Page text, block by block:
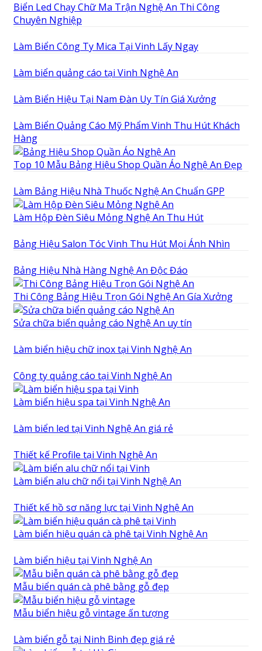
Biển Led Chạy Chữ Ma Trận Nghệ An Thi Công
Chuyên Nghiệp
Làm Biển Công Ty Mica Tại Vinh Lấy Ngay
Làm biển quảng cáo tại Vinh Nghệ An
Làm Biển Hiệu Tại Nam Đàn Uy Tín Giá Xưởng
Làm Biển Quảng Cáo Mỹ Phẩm Vinh Thu Hút Khách
Hàng
Top 10 Mẫu Bảng Hiệu Shop Quần Áo Nghệ An Đẹp
Làm Bảng Hiệu Nhà Thuốc Nghệ An Chuẩn GPP
Làm Hộp Đèn Siêu Mỏng Nghệ An Thu Hút
Bảng Hiệu Salon Tóc Vinh Thu Hút Mọi Ánh Nhìn
Bảng Hiệu Nhà Hàng Nghệ An Độc Đáo
Thi Công Bảng Hiệu Trọn Gói Nghệ An Gía Xưởng
Sửa chữa biển quảng cáo Nghệ An uy tín
Làm biển hiệu chữ inox tại Vinh Nghệ An
Công ty quảng cáo tại Vinh Nghệ An
Làm biển hiệu spa tại Vinh Nghệ An
Làm biển led tại Vinh Nghệ An giá rẻ
Thiết kế Profile tại Vinh Nghệ An
Làm biển alu chữ nổi tại Vinh Nghệ An
Thiết kế hồ sơ năng lực tại Vinh Nghệ An
Làm biển hiệu quán cà phê tại Vinh Nghệ An
Làm biển hiệu tại Vinh Nghệ An
Mẫu biển quán cà phê bằng gỗ đẹp
Mẫu biển hiệu gỗ vintage ấn tượng
Làm biển gỗ tại Ninh Binh đẹp giá rẻ